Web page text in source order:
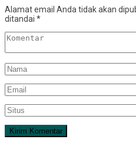
Alamat email Anda tidak akan
ditandai *